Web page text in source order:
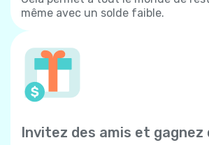
même avec un solde faible.
Invitez des amis et